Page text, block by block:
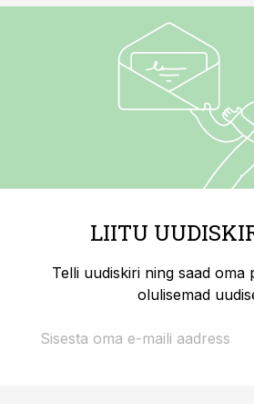
LIITU
Telli uudiskiri ning saad oma
olulisemad